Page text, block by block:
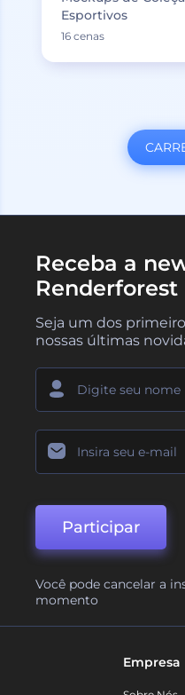
Esportivos
16 cenas
Receba a
Renderforest
Seja um dos
nossas últimas
Participar
Você pode cancelar a
momento
Empresa